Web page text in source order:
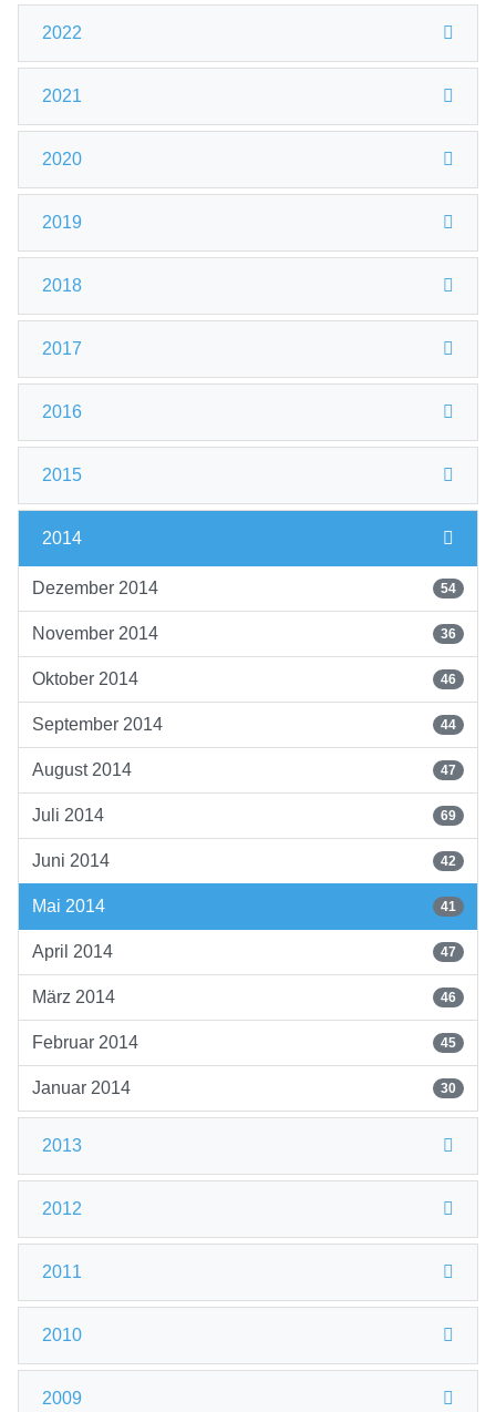
2022
2021
2020
2019
2018
2017
2016
2015
2014
Dezember 2014 54
November 2014 36
Oktober 2014 46
September 2014 44
August 2014 47
Juli 2014 69
Juni 2014 42
Mai 2014 41
April 2014 47
März 2014 46
Februar 2014 45
Januar 2014 30
2013
2012
2011
2010
2009